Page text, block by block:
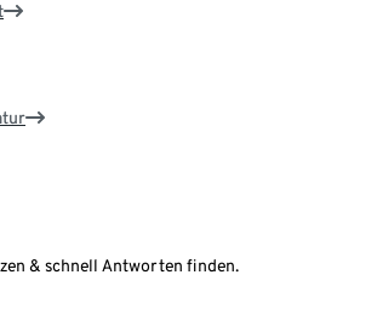
& schnell Antworten finden.